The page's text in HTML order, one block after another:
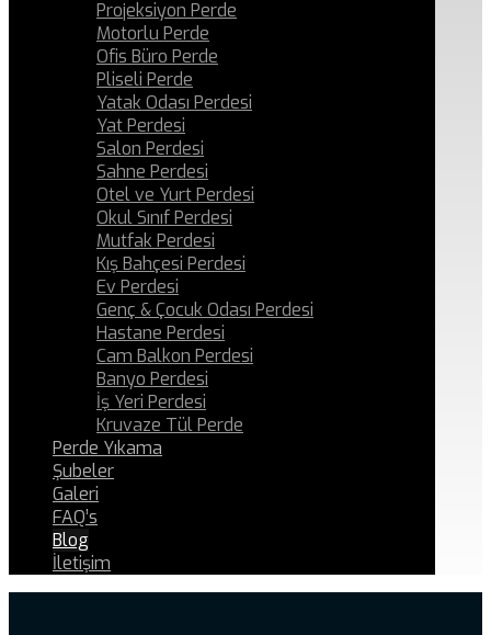
Projeksiyon Perde
Motorlu Perde
Ofis Büro Perde
Pliseli Perde
Yatak Odası Perdesi
Yat Perdesi
Salon Perdesi
Sahne Perdesi
Otel ve Yurt Perdesi
Okul Sınıf Perdesi
Mutfak Perdesi
Kış Bahçesi Perdesi
Ev Perdesi
Genç & Çocuk Odası Perdesi
Hastane Perdesi
Cam Balkon Perdesi
Banyo Perdesi
İş Yeri Perdesi
Kruvaze Tül Perde
Perde Yıkama
Şubeler
Galeri
FAQ’s
Blog
İletişim